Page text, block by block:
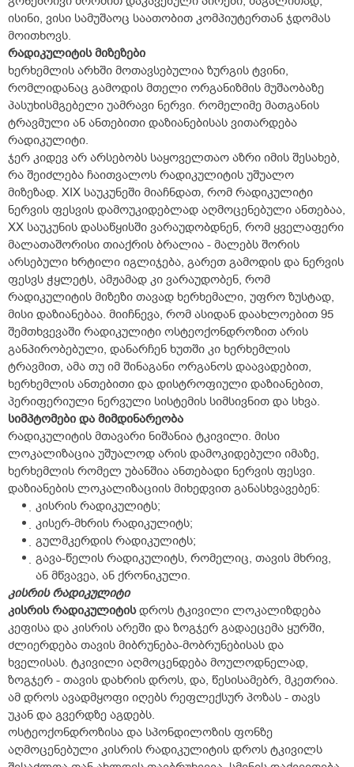
ისინი, ვისი სამუშაოც საათობით კომპიუტერთან ჯდომას
მოითხოვს.
რადიკულიტის მიზეზები
ხერხემლის არხში მოთავსებულია ზურგის ტვინი,
რომლიდანაც გამოდის მთელი ორგანიზმის მუშაობაზე
პასუხისმგებელი უამრავი ნერვი. რომელიმე მათგანის
ტრავმული ან ანთებითი დაზიანებისას ვითარდება
რადიკულიტი.
ჯერ კიდევ არ არსებობს საყოველთაო აზრი იმის შესახებ,
რა შეიძლება ჩაითვალოს რადიკულიტის უშუალო
მიზეზად. XIX საუკუნეში მიაჩნდათ, რომ რადიკულიტი
ნერვის ფესვის დამოუკიდებლად აღმოცენებული ანთებაა,
XX საუკუნის დასაწყისში ვარაუდობდნენ, რომ ყველაფერი
მალათაშორისი თიაქრის ბრალია - მალებს შორის
არსებული ხრტილი იგლიჯება, გარეთ გამოდის და ნერვის
ფესვს ჭყლეტს, ამჟამად კი ვარაუდობენ, რომ
რადიკულიტის მიზეზი თავად ხერხემალი, უფრო ზუსტად,
მისი დაზიანებაა. მიიჩნევა, რომ ასიდან დაახლოებით 95
შემთხვევაში რადიკულიტი ოსტეოქონდროზით არის
განპირობებული, დანარჩენ ხუთში კი ხერხემლის
ტრავმით, ამა თუ იმ შინაგანი ორგანოს დაავადებით,
ხერხემლის ანთებითი და დისტროფიული დაზიანებით,
პერიფერიული ნერვული სისტემის სიმსივნით და სხვა.
სიმპტომები და მიმდინარეობა
რადიკულიტის მთავარი ნიშანია ტკივილი. მისი
ლოკალიზაცია უშუალოდ არის დამოკიდებული იმაზე,
ხერხემლის რომელ უბანშია ანთებადი ნერვის ფესვი.
დაზიანების ლოკალიზაციის მიხედვით განასხვავებენ:
კისრის რადიკულიტს;
კისერ-მხრის რადიკულიტს;
გულმკერდის რადიკულიტს;
გავა-წელის რადიკულიტს, რომელიც, თავის მხრივ,
ან მწვავეა, ან ქრონიკული.
კისრის რადიკულიტი
კისრის რადიკულიტის დროს ტკივილი ლოკალიზდება
კეფისა და კისრის არეში და ზოგჯერ გადაეცემა ყურში,
ძლიერდება თავის მიბრუნება-მობრუნებისას და
ხველისას. ტკივილი აღმოცენდება მოულოდნელად,
ზოგჯერ - თავის დახრის დროს, და, წესისამებრ, მკეთრია.
ამ დროს ავადმყოფი იღებს რეფლექსურ პოზას - თავს
უკან და გვერდზე აგდებს.
ოსტეოქონდროზისა და სპონდილოზის ფონზე
აღმოცენებული კისრის რადიკულიტის დროს ტკივილს